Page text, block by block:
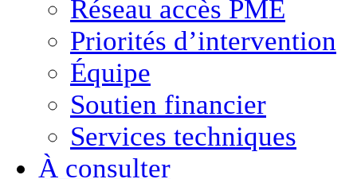
Réseau accès PME
Priorités d’intervention
Équipe
Soutien financier
Services techniques
À consulter